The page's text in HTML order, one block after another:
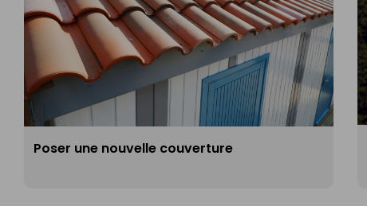
Poser une nouvelle couverture